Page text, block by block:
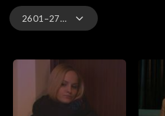
2601–2700
4601–4700
4501–4600